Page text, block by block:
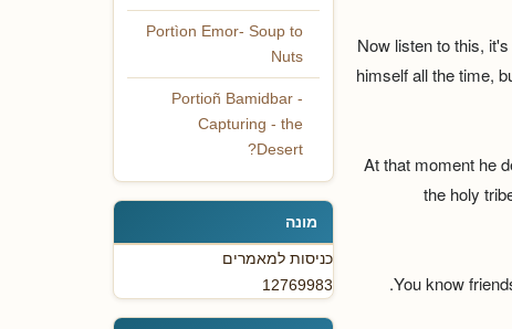
Now listen to this,
himself all the time,
At that moment he
the holy
You know
Portìon Emor- Soup to
Nuts
Portioñ Bamidbar -
Capturing - the
Desert?
מונה
כניסות למאמרים
12769983